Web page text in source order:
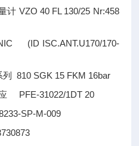
VZO 40 FL 130/25 Nr:458
(ID ISC.ANT.U170/170-
810 SGK 15 FKM 16bar
PFE-31022/1DT 20
SP-M-009